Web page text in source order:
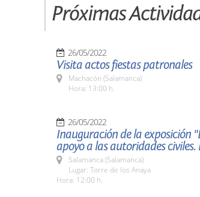
Próximas
26/05/2022
Visita actos fiestas patronales
Machacón (Salamanca)
Hora: 13:00 h.
26/05/2022
Inauguración de la exposición
apoyo a las autoridades
Salamanca (Salamanca)
Lugar: Torre de los Anaya
Hora: 12:00 h.